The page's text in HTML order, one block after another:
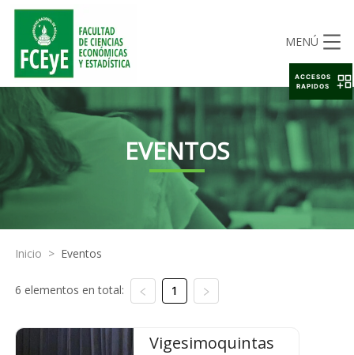
MENÚ
EVENTOS
Inicio > Eventos
6 elementos en total: 1
Vigesimoquintas
ACCESOS
RAPIDOS